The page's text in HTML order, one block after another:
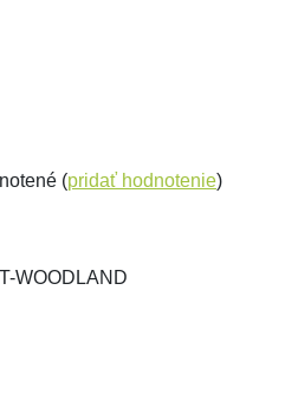
(pridať hodnotenie)
WOODLAND